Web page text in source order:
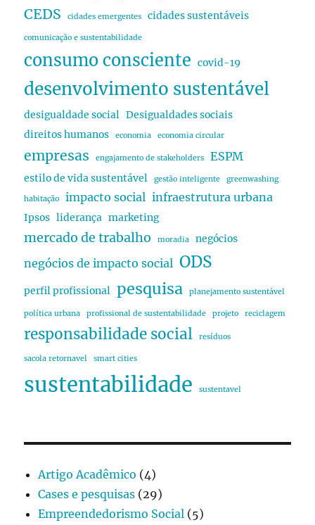
CEDS cidades emergentes cidades sustentáveis
comunicação e sustentabilidade
consumo consciente covid-19
desenvolvimento sustentável
desigualdade social
Desigualdades sociais
direitos humanos
economia economia circular
empresas engajamento de stakeholders ESPM
estilo de vida sustentável gestão inteligente greenwashing
habitação impacto social infraestrutura urbana
Ipsos liderança marketing
mercado de trabalho moradia negócios
negócios de impacto social ODS
perfil profissional pesquisa planejamento sustentável
política urbana profissional de sustentabilidade projeto reciclagem
responsabilidade social resíduos
sacola retornavel smart cities
sustentabilidade sustentavel
Artigo Acadêmico (4)
Cases e pesquisas (29)
Empreendedorismo Social (5)